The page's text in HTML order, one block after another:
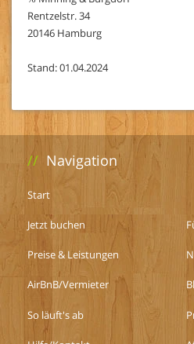
Rentzelstr. 34
20146 Hamburg
Stand: 01.04.2024
// Navigation
Start
Jetzt buchen
Preise & Leistungen
AirBnB/Vermieter
So läuft's ab